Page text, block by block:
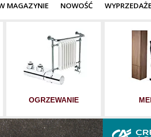
MAGAZYNIE NOWOŚĆ WYPRZEDAŻE
OGRZEWANIE